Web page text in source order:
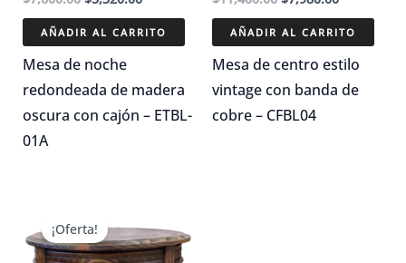
original
era:
$7,600.00.
actual
es:
AÑADIR AL CARRITO
Mesa de noche
redondeada de madera
oscura con cajón – ETBL-
01A
original
era:
$11,400.00.
actual
es:
$7,980.00.
AÑADIR AL CARRITO
Mesa de centro estilo
vintage con banda de
cobre – CFBL04
¡Oferta!